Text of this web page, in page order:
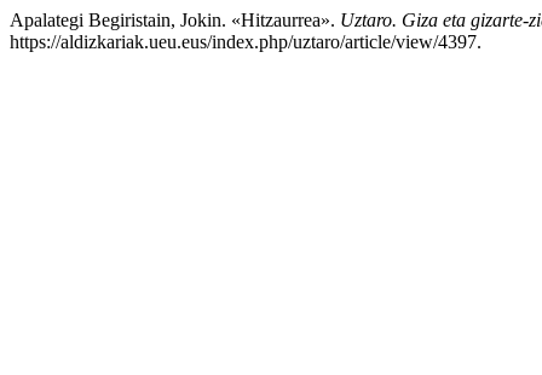
Apalategi Begiristain, Jokin. «Hitzaurrea». Uztaro. Giza eta gizarte-
https://aldizkariak.ueu.eus/index.php/uztaro/article/view/4397.